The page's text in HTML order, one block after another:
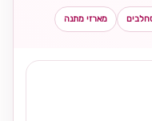
מארזי מתנה